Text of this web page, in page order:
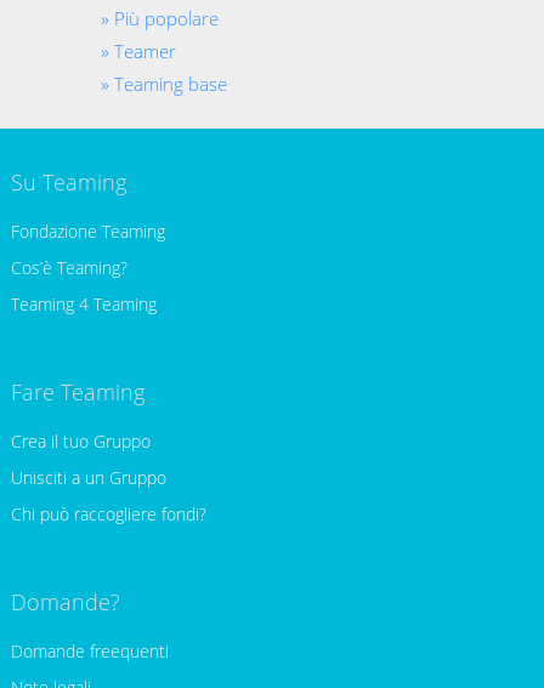
Più popolare
Teamer
Teaming base
Su Teaming
Fondazione Teaming
Cos’è Teaming?
Teaming 4 Teaming
Fare Teaming
Crea il tuo Gruppo
Unisciti a un Gruppo
Chi può raccogliere fondi?
Domande?
Domande freequenti